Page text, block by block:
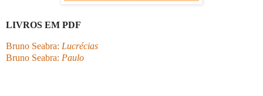
LIVROS EM PDF
Bruno Seabra: Lucrécias
Bruno Seabra: Paulo